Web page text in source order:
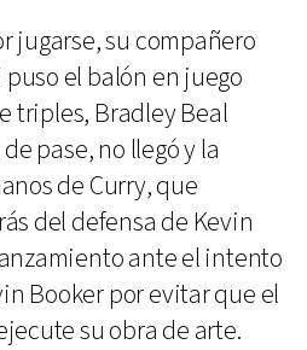
jugarse, su compañero
el balón en juego
triples, Bradley Beal
pase, no llegó y la
de Curry, que
del defensa de Kevin
ante el intento
Booker por evitar que el
su obra de arte.